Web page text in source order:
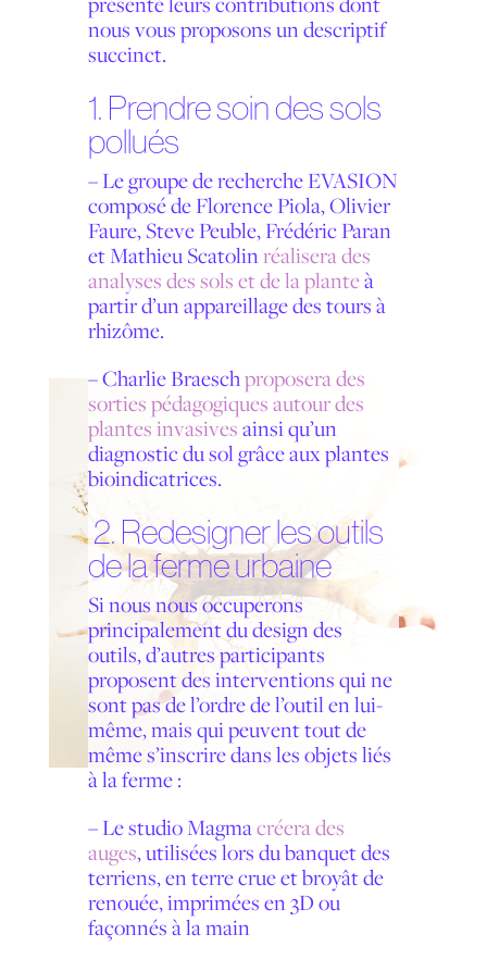
nous vous proposons un descriptif
succinct.
1. Prendre soin des sols
pollués
–Le groupe de recherche EVASION
composé de Florence Piola, Olivier
Faure, Steve Peuble, Frédéric Paran
et Mathieu Scatolinréalisera des
analyses des sols et de la planteà
partir d’un appareillage des tours à
rhizôme.
–Charlie Braeschproposera des
sorties pédagogiques autour des
plantes invasivesainsi qu’un
diagnostic du sol grâce aux plantes
bioindicatrices.
2. Redesigner les outils
de la ferme urbaine
Si nous nous occuperons
principalement du design des
outils, d’autres participants
proposent des interventions qui ne
sont pas de l’ordre de l’outil en lui-
même, mais qui peuvent tout de
même s’inscrire dans les objets liés
à la ferme :
–Le studio Magmacréera des
auges, utilisées lors du banquet des
terriens, en terre crue et broyât de
renouée, imprimées en 3D ou
façonnés à la main